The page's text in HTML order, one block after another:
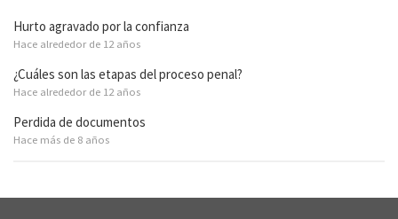
Hurto agravado por la confianza
Hace alrededor de 12 años
¿Cuáles son las etapas del proceso penal?
Hace alrededor de 12 años
Perdida de documentos
Hace más de 8 años